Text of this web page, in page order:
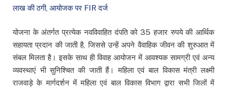
लाख की ठगी, आयोजक पर FIR दर्ज
योजना के अंतर्गत प्रत्येक नवविवाहित दंपति को 35 हजार रुपये की आर्थिक
सहायता प्रदान की जाती है, जिससे उन्हें अपने वैवाहिक जीवन की शुरुआत में
संबल मिलता है। इसके साथ ही विवाह आयोजन में आवश्यक सामग्री एवं अन्य
व्यवस्थाएं भी सुनिश्चित की जाती हैं। महिला एवं बाल विकास मंत्री लक्ष्मी
राजवाड़े के मार्गदर्शन में महिला एवं बाल विकास विभाग द्वारा सभी जिलों में